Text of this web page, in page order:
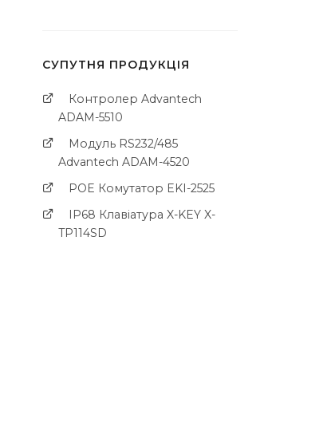
СУПУТНЯ ПРОДУКЦІЯ
Контролер Advantech
ADAM-5510
Модуль RS232/485
Advantech ADAM-4520
POE Комутатор EKI-2525
IP68 Клавіатура X-KEY X-
TP114SD